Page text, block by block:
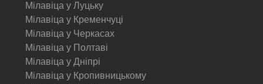
Мілавіца у Луцьку
Мілавіца у Кременчуці
Мілавіца у Черкасах
Мілавіца у Полтаві
Мілавіца у Дніпрі
Мілавіца у Кропивницькому